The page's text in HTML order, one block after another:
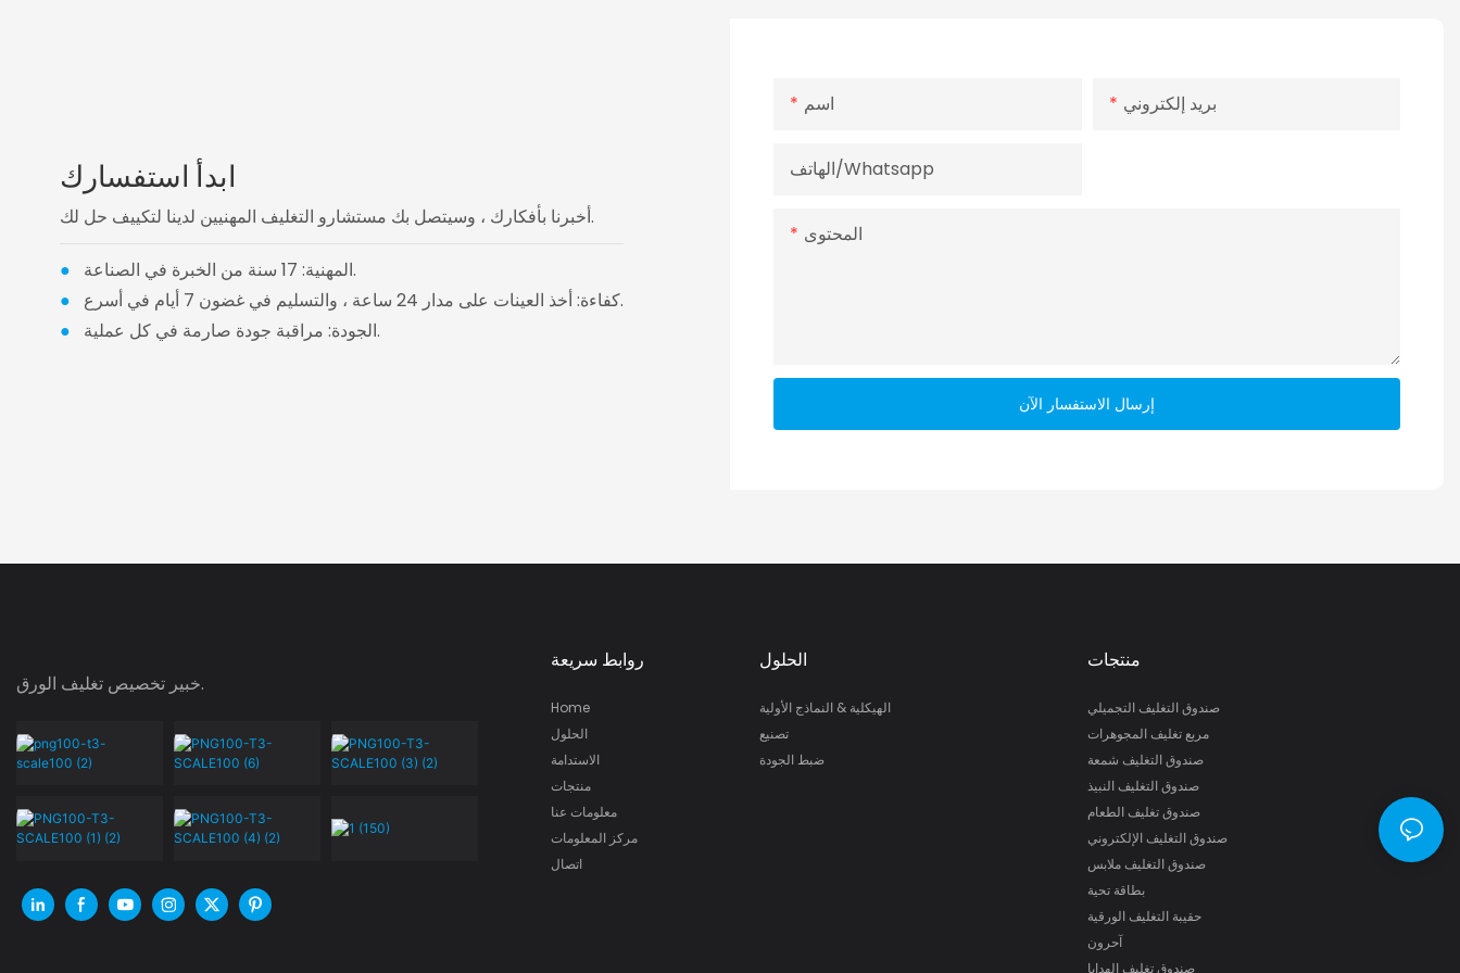
ابدأ استفسارك
أخبرنا بأفكارك ، وسيتصل بك مستشارو التغليف المهنيين لدينا لتكييف حل لك.
●
المهنية: 17 سنة من الخبرة في الصناعة.
●
كفاءة: أخذ العينات على مدار 24 ساعة ، والتسليم في غضون 7 أيام في أسرع.
●
الجودة: مراقبة جودة صارمة في كل عملية.
اسم بريد إلكتروني
الهاتف/whatsapp
المحتوى
إرسال الاستفسار الآن
خبير تخصيص تغليف الورق.
روابط سريعة
Home
الحلول
الاستدامة
منتجات
معلومات عنا
مركز المعلومات
اتصال
الحلول
الهيكلية & النماذج الأولية
تصنيع
ضبط الجودة
منتجات
صندوق التغليف التجميلي
مربع تغليف المجوهرات
صندوق التغليف شمعة
صندوق التغليف النبيذ
صندوق تغليف الطعام
صندوق التغليف الإلكتروني
صندوق التغليف ملابس
بطاقة تحية
حقيبة التغليف الورقية
آحرون
صندوق تغليف الهدايا